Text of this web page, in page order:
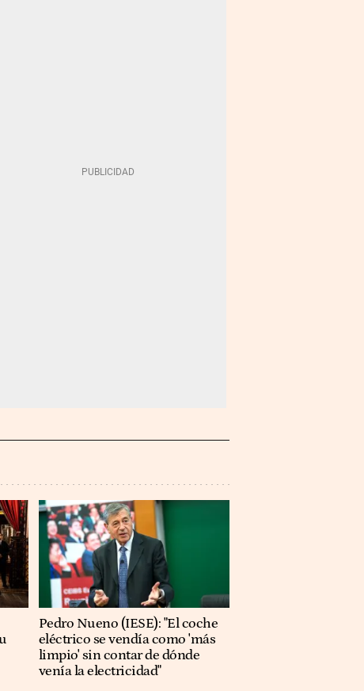
Pedro Nueno (IESE): "El coche
eléctrico se vendía como 'más
limpio' sin contar de dónde
venía la electricidad"